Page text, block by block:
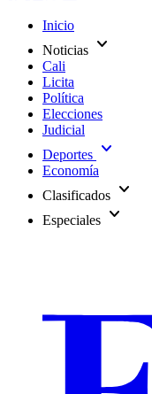
Inicio
Noticias expand_more
Cali
Licita
Política
Elecciones
Judicial
Deportes expand_more
Economía
Clasificados expand_more
Especiales expand_more